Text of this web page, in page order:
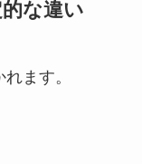
な違い
ます。